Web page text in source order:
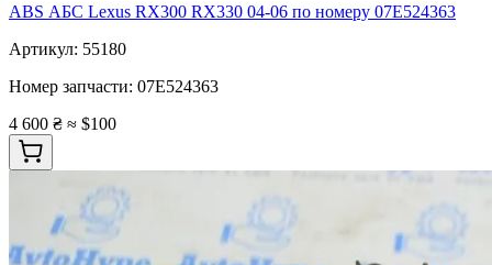
ABS АБС Lexus RX300 RX330 04-06 по номеру 07E524363
Артикул: 55180
Номер запчасти: 07E524363
4 600 ₴ ≈ $100